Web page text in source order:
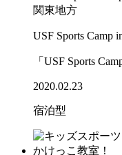
関東地方
USF Sports Camp
「USF Sports
2020.02.23
宿泊型